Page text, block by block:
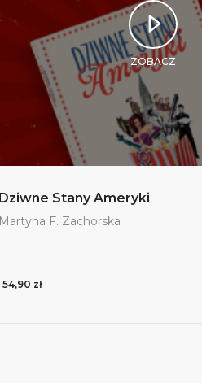
ZOBACZ
Dziwne Stany Ameryki
Martyna F. Zachorska
54,90 zł